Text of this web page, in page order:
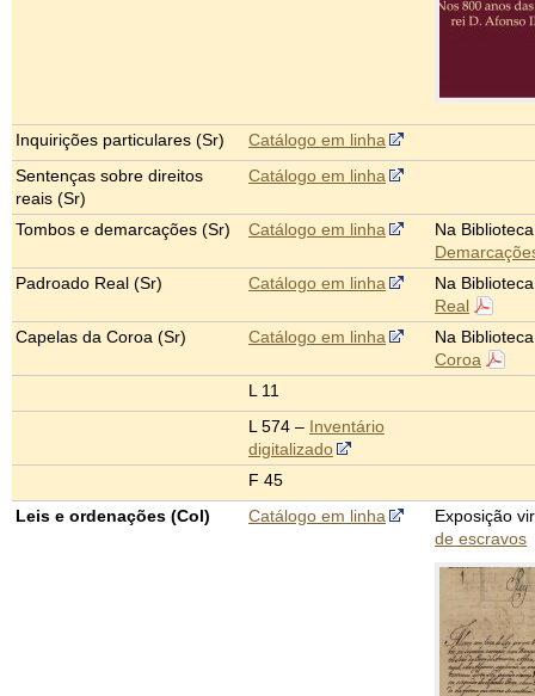
Inquirições particulares (Sr)
Catálogo em linha
Sentenças sobre direitos
reais (Sr)
Catálogo em linha
Tombos e demarcações (Sr) Catálogo em linha
Na
Padroado Real (Sr)
Catálogo em linha
Na
Real
Capelas da Coroa (Sr)
Catálogo em linha
Na
Coroa
L 11
L 574 – Inventário
digitalizado
F 45
Leis e ordenações (Col)
Catálogo em linha
Exposição
de escravos